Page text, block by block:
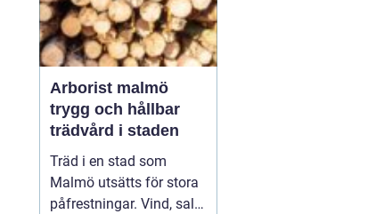
augusti 2026
Arborist malmö
trygg och hållbar
trädvård i staden
Träd i en stad som
Malmö utsätts för stora
påfrestningar. Vind, salt,